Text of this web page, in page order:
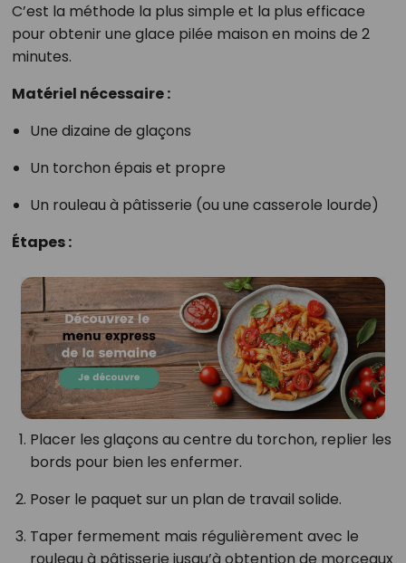
C’est la méthode la plus simple et la plus efficace
pour obtenir une glace pilée maison en moins de 2
minutes.
Matériel nécessaire :
Une dizaine de glaçons
Un torchon épais et propre
Un rouleau à pâtisserie (ou une casserole lourde)
Étapes :
Placer les glaçons au centre du torchon, replier les
bords pour bien les enfermer.
Poser le paquet sur un plan de travail solide.
Taper fermement mais régulièrement avec le